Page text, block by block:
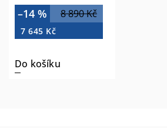
8 890 Kč
–14 %
7 645 Kč
Do košíku